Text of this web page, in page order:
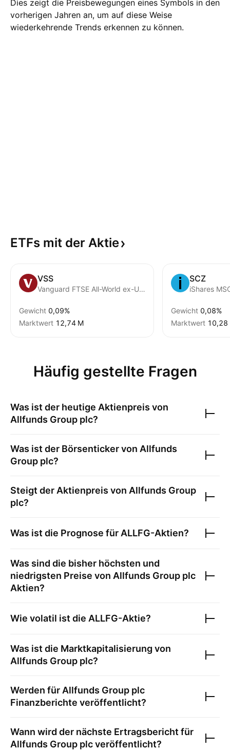
Dies zeigt die Preisbewegungen eines Symbols in den
vorherigen Jahren an, um auf diese Weise
wiederkehrende Trends erkennen zu können.
ETFs mit der Aktie
VSS
Vanguard FTSE All-World ex-US Small-Cap ETF
Gewicht 0,09%
Marktwert ‪12,74 M‬
SCZ
Gewicht 0,08%
Marktwert ‪10,28
Häufig gestellte Fragen
Was ist der heutige Aktienpreis von
Allfunds Group plc?
Was ist der Börsenticker von Allfunds
Group plc?
Steigt der Aktienpreis von Allfunds Group
plc?
Was ist die Prognose für ALLFG-Aktien?
Was sind die bisher höchsten und
niedrigsten Preise von Allfunds Group plc
Aktien?
Wie volatil ist die ALLFG-Aktie?
Was ist die Marktkapitalisierung von
Allfunds Group plc?
Werden für Allfunds Group plc
Finanzberichte veröffentlicht?
Wann wird der nächste Ertragsbericht für
Allfunds Group plcveröffentlicht?